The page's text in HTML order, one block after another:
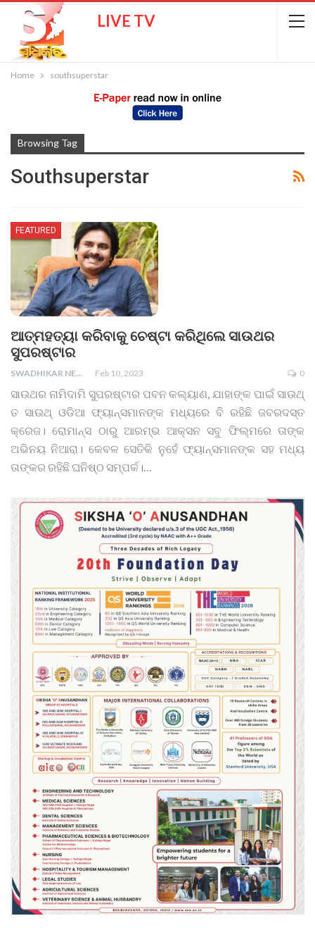
LIVE TV
Home southsuperstar
Browsing Tag
Southsuperstar
FEATURED
ଆତ୍ମହତ୍ୟା କରିବାକୁ ଚେଷ୍ଟା କରିଥିଲେ ସାଉଥର
ସୁପରଷ୍ଟାର
SWADHIKAR NEWS Feb 10, 2023 0
ସାଉଥର ନାମିଦାମି ସୁପରଷ୍ଟାର ପବନ କଲ୍ୟାଣ, ଯାହାଙ୍କ ପାଇଁ ସାଉଥ୍
ତ ସାଉଥ୍ ଓଡିଆ ଫ୍ୟାନ୍ସମାନଙ୍କ ମଧ୍ୟରେ ବି ରହିଛି ଜବରଦସ୍ତ
କ୍ରେଜ। ରୋମାନ୍ସ ଠାରୁ ଆରମ୍ଭ ଆକ୍ସନ ସବୁ ଫିଲ୍ମରେ ତାଙ୍କ
ଅଭିନୟ ନିଆରା। କେବଳ ସେତିକି ନୁହେଁ ଫ୍ୟାନ୍ସମାନଙ୍କ ସହ ମଧ୍ୟ
ତାଙ୍କର ରହିଛି ଘନିଷ୍ଠ ସମ୍ପର୍କ।…